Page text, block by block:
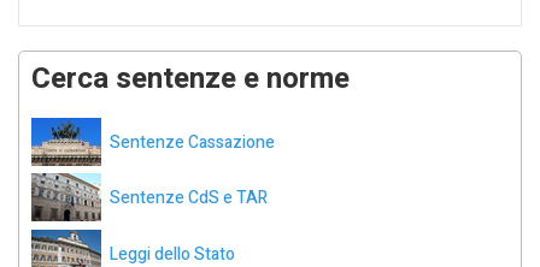
Cerca sentenze e norme
Sentenze Cassazione
Sentenze CdS e TAR
Leggi dello Stato